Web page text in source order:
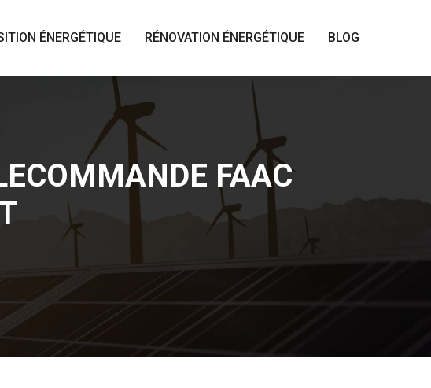
ÉNERGÉTIQUE RÉNOVATION ÉNERGÉTIQUE BLOG
FAAC